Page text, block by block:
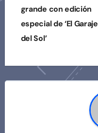
grande con edición
especial de ‘El Garaje
del Sol’